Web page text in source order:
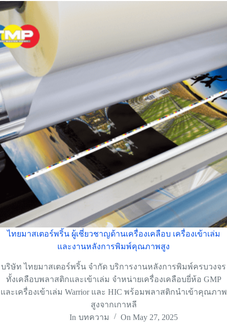
ไทยมาสเตอร์พริ้น ผู้เชี่ยวชาญด้านเครื่องเคลือบ เครื่องเข้าเล่ม
และงานหลังการพิมพ์คุณภาพสูง
บริษัท ไทยมาสเตอร์พริ้น จำกัด บริการงานหลังการพิมพ์ครบวงจร
ทั้งเคลือบพลาสติกและเข้าเล่ม จำหน่ายเครื่องเคลือบยี่ห้อ GMP
และเครื่องเข้าเล่ม Warrior และ HIC พร้อมพลาสติกนำเข้าคุณภาพ
สูงจากเกาหลี
In บทความ On May 27, 2025